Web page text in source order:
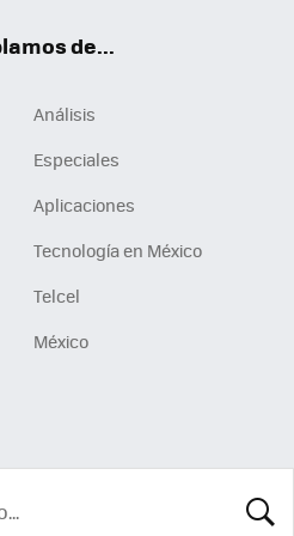
de...
Análisis
Especiales
Aplicaciones
Tecnología en México
Telcel
México